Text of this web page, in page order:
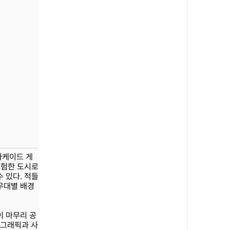
이드 게
한 도시로
있다. 적들
대별 배경
마무리 공
래픽과 사